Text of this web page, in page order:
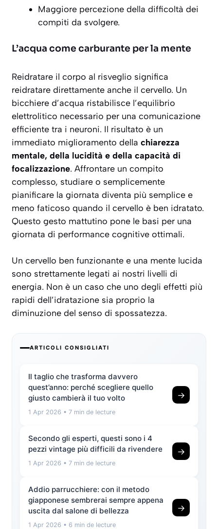
Maggiore percezione della difficoltà dei
compiti da svolgere.
L’acqua come carburante per la mente
Reidratare il corpo al risveglio significa
reidratare direttamente anche il cervello. Un
bicchiere d’acqua ristabilisce l’equilibrio
elettrolitico necessario per una comunicazione
efficiente tra i neuroni. Il risultato è un
immediato miglioramento della chiarezza
mentale, della lucidità e della capacità di
focalizzazione. Affrontare un compito
complesso, studiare o semplicemente
pianificare la giornata diventa più semplice e
meno faticoso quando il cervello è ben idratato.
Questo gesto mattutino pone le basi per una
giornata di performance cognitive ottimali.
Un cervello ben funzionante e una mente lucida
sono strettamente legati ai nostri livelli di
energia. Non è un caso che uno degli effetti più
rapidi dell’idratazione sia proprio la
diminuzione del senso di spossatezza.
ARTICOLI CONSIGLIATI
Il taglio che trasforma davvero
quest’anno: perché scegliere quello
giusto cambierà il tuo volto
1 Apr 2026 • 7 min de lecture
→
Secondo gli esperti, questi sono i 4
pezzi vintage più difficili da rivendere
1 Apr 2026 • 7 min de lecture
→
Addio parrucchiere: con il metodo
giapponese sembrerai sempre appena
uscita dal salone di bellezza
1 Apr 2026 • 6 min de lecture
→